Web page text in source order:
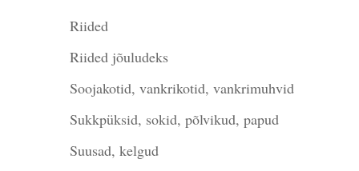
Riided
Riided jõuludeks
Soojakotid, vankrikotid, vankrimuhvid
Sukkpüksid, sokid, põlvikud, papud
Suusad, kelgud